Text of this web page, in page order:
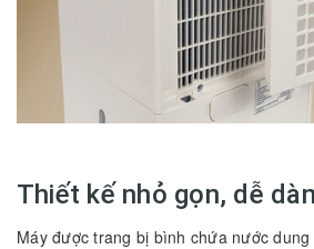
Thiết kế nhỏ gọn, dễ
Máy được trang bị bình chứa nước